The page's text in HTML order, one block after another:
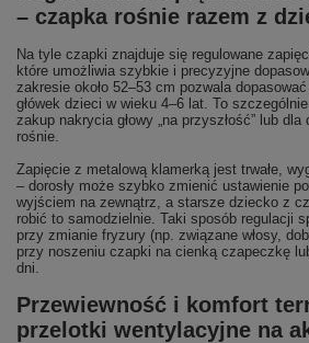
– czapka rośnie razem z
Na tyle czapki znajduje się regulowane
które umożliwia szybkie i precyzyjne
zakresie około 52–53 cm pozwala
główek dzieci w wieku 4–6 lat. To
zakup nakrycia głowy „na przyszłość” lub
rośnie.
Zapięcie z metalową klamerką jest trwałe,
– dorosły może szybko zmienić ustawienie
wyjściem na zewnątrz, a starsze dziecko z
robić to samodzielnie. Taki sposób regulacji
przy zmianie fryzury (np. związane włosy,
przy noszeniu czapki na cienką czapeczkę
dni.
Przewiewność i komfort
przelotki wentylacyjne na